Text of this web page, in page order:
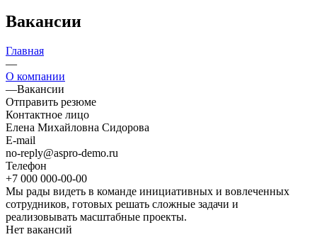
Вакансии
Главная
—
О компании
—Вакансии
Отправить резюме
Контактное лицо
Елена Михайловна Сидорова
E-mail
no-reply@aspro-demo.ru
Телефон
+7 000 000-00-00
Мы рады видеть в команде инициативных и вовлеченных
сотрудников, готовых решать сложные задачи и
реализовывать масштабные проекты.
Нет вакансий